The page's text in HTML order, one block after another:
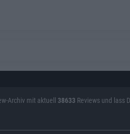
Archiv mit aktuell 38633 Reviews und lass